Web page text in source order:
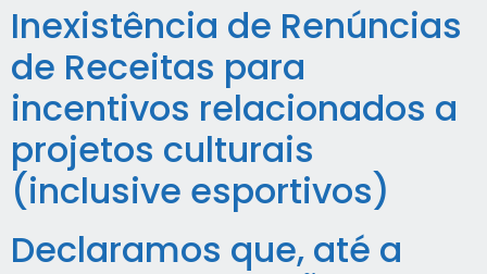
Inexistência de Renúncias
de Receitas para
incentivos relacionados a
projetos culturais
(inclusive esportivos)
Declaramos que, até a